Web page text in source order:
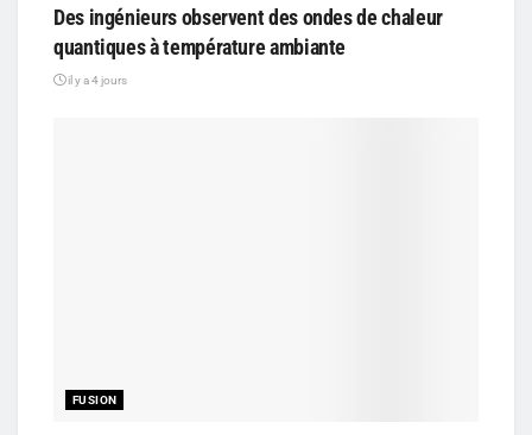
Des ingénieurs observent des ondes de chaleur
quantiques à température ambiante
il y a 4 jours
FUSION